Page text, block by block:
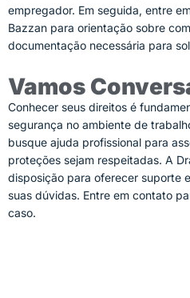
empregador. Em seguida, entre
Bazzan para orientação sobre
documentação necessária para
Vamos
Conhecer seus direitos é
segurança no ambiente de
busque ajuda profissional para
proteções sejam respeitadas. A
disposição para oferecer suporte
suas dúvidas. Entre em contato
caso.